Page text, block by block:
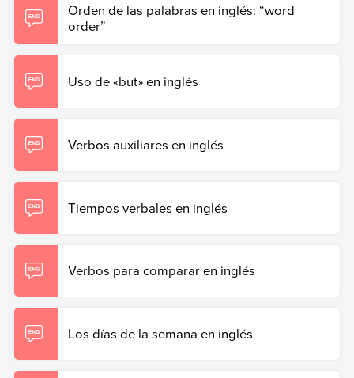
Orden de las palabras en inglés: “word
order”
Uso de «but» en inglés
Verbos auxiliares en inglés
Tiempos verbales en inglés
Verbos para comparar en inglés
Los días de la semana en inglés